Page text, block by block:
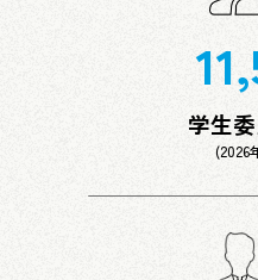
学生
(2026